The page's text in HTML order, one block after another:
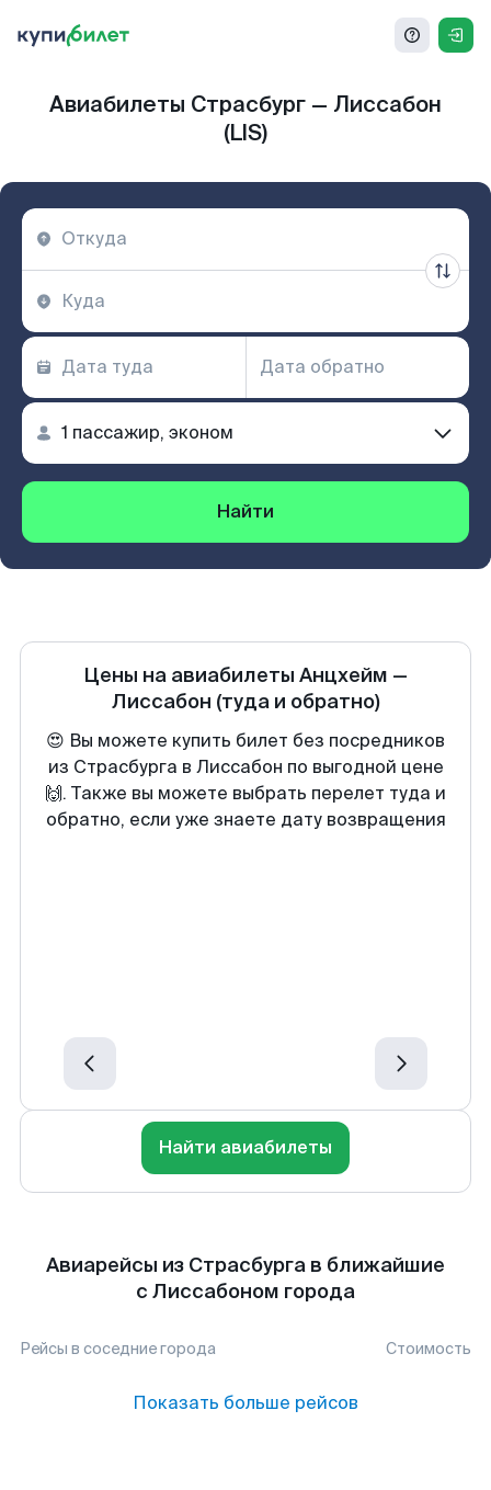
Авиабилеты Страсбург — Лиссабон
(LIS)
Найти
Цены на авиабилеты Анцхейм —
Лиссабон (туда и обратно)
😍 Вы можете купить билет без посредников
из Страсбурга в Лиссабон по выгодной цене
🙌. Также вы можете выбрать перелет туда и
обратно, если уже знаете дату возвращения
Найти авиабилеты
Авиарейсы из Страсбурга в ближайшие
с Лиссабоном города
Рейсы в соседние города Стоимость
Показать больше рейсов